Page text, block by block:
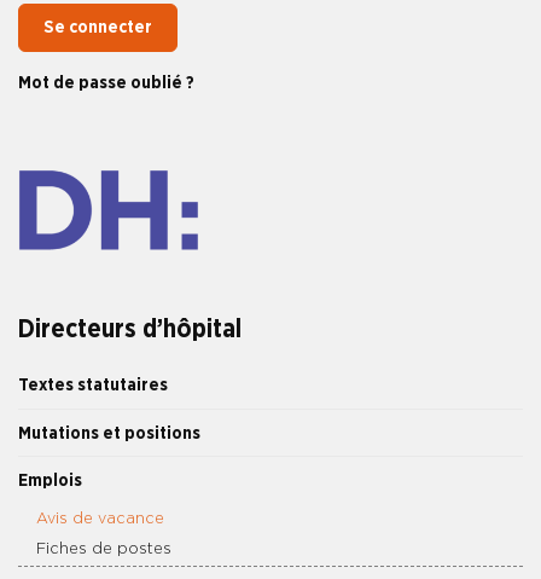
Directeurs d’hôpital
Textes statutaires
Mutations et positions
Emplois
Avis de vacance
Fiches de postes
Se connecter
Mot de passe oublié ?